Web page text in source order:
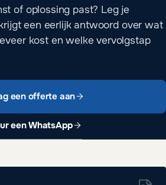
of oplossing past? Leg je
een eerlijk antwoord over wat
kost en welke vervolgstap
een offerte aan
een WhatsApp